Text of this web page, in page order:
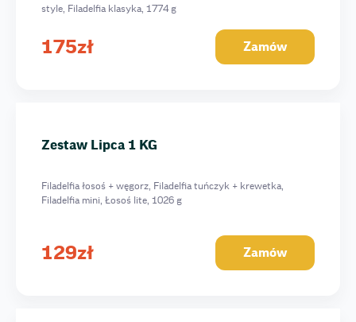
Marynara Box
Megapolis
Neptun
Love Story
Fila Boom
style, Filadelfia klasyka, 1774 g
175zł Zamów
Zestaw Lipca 1 KG
Filadelfia łosoś + węgorz, Filadelfia tuńczyk + krewetka,
Filadelfia mini, Łosoś lite, 1026 g
129zł Zamów